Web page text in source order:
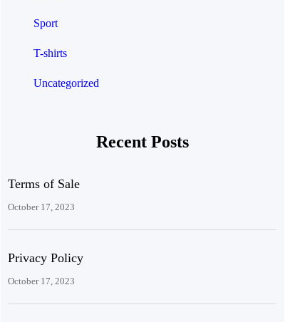
Sport
T-shirts
Uncategorized
Recent Posts
Terms of Sale
October 17, 2023
Privacy Policy
October 17, 2023